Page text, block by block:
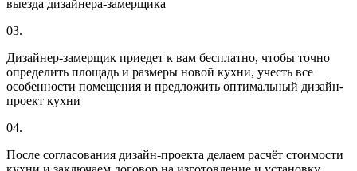
выезда дизайнера-замерщика
03.
Дизайнер-замерщик приедет к вам бесплатно, чтобы точно
определить площадь и размеры новой кухни, учесть все
особенности помещения и предложить оптимальный дизайн-
проект кухни
04.
После согласования дизайн-проекта делаем расчёт стоимости